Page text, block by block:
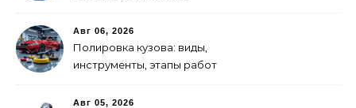
Авг 06, 2026
Полировка кузова: виды,
инструменты, этапы работ
Авг 05, 2026